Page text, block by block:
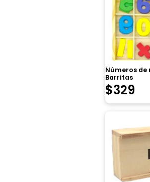
Números de
Barritas
$329